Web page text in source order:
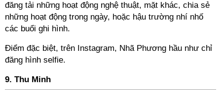
đăng tải những hoạt động nghệ thuật, mặt khác, chia sẻ
những hoạt động trong ngày, hoặc hậu trường nhí nhố
các buổi ghi hình.
Điểm đặc biệt, trên Instagram, Nhã Phương hầu như chỉ
đăng hình selfie.
9. Thu Minh